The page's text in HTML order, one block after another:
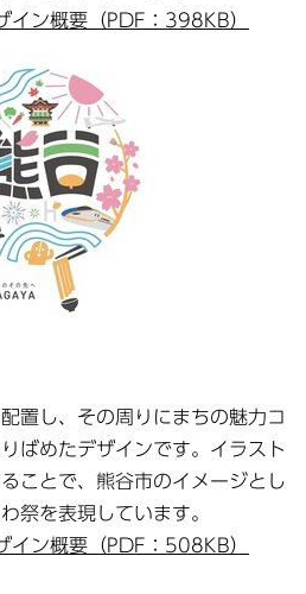
ン概要（PDF：398KB）
置し、その周りにまちの魅力コ
ばめたデザインです。イラスト
ことで、熊谷市のイメージとし
祭を表現しています。
ン概要（PDF：508KB）